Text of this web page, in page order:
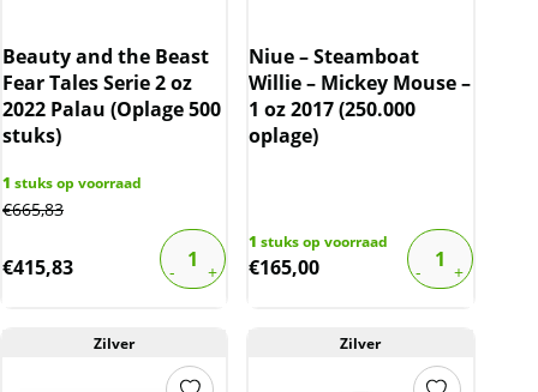
Beauty and the Beast
Fear Tales Serie 2 oz
2022 Palau (Oplage 500
stuks)
1 stuks op voorraad
€665,83
€415,83
Niue – Steamboat
Willie – Mickey Mouse –
1 oz 2017 (250.000
oplage)
1 stuks op voorraad
€165,00
Zilver Zilver